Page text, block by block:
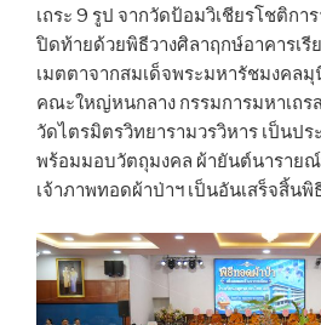
เถระ 9 รูป จากวัดป้อมวิเชียรโชติก
ปิดท้ายด้วยพิธีวางศิลาฤกษ์อาคารเรี
เมตตาจากสมเด็จพระมหารัชมงคลมุ
คณะใหญ่หนกลาง กรรมการมหาเถร
วัดไตรมิตรวิทยารามวรวิหาร เป็นป
พร้อมมอบวัตถุมงคล ผ้ายันต์นาราย
เจ้าภาพทอดผ้าป่าฯ เป็นอันเสร็จสิ้นพิ